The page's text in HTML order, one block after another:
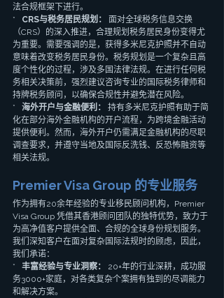
法合规框架下进行。
* CRS与税务居民规划：
面对全球税务信息交换
（CRS）的深入推进，合理规划税务居民身份变得尤
为重要。需要强调的是，获得多米尼克护照并不自动
意味着改变税务居民身份。税务规划是一个复杂且高
度个性化的过程，涉及多国法律法规。在进行任何税
务相关决策前，强烈建议咨询专业的国际税务律师和
持牌税务顾问，以确保合规性并避免潜在风险。
* 海外开户与金融便利：
持有多米尼克护照有助于简
化在部分海外金融机构的开户流程，为跨境金融活动
提供便利。然而，海外开户仍需满足金融机构的尽职
调查要求，并遵守当地及国际反洗钱、反恐怖融资等
相关法规。
Premier Visa Group 的专业服务
作为拥有20余年经验的专业移民顾问机构，Premier
Visa Group 凭借其香港顾问团队的独特优势，致力于
为高净值客户提供全面、合规的全球身份规划服务。
我们深知客户在面对复杂国际法规时的顾虑，因此，
我们承诺：
* 丰富经验与专业洞察：
20+年的行业深耕，成功服
务3000+家庭，对各类复杂个案拥有独到的尽调能力
和解决方案。